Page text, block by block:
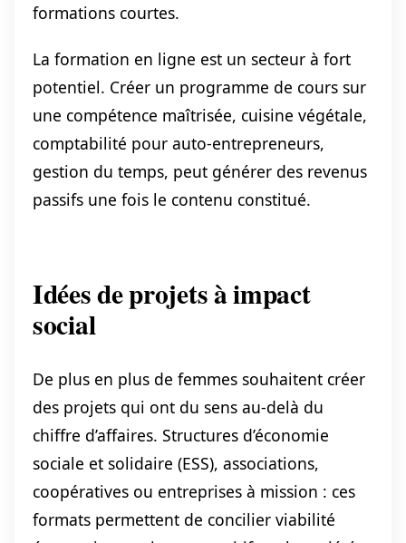
formations courtes.
La formation en ligne est un secteur à fort
potentiel. Créer un programme de cours sur
une compétence maîtrisée, cuisine végétale,
comptabilité pour auto-entrepreneurs,
gestion du temps, peut générer des revenus
passifs une fois le contenu constitué.
Idées de projets à impact
social
De plus en plus de femmes souhaitent créer
des projets qui ont du sens au-delà du
chiffre d’affaires. Structures d’économie
sociale et solidaire (ESS), associations,
coopératives ou entreprises à mission : ces
formats permettent de concilier viabilité